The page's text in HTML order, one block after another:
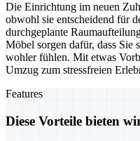
Die Einrichtung im neuen
obwohl sie entscheidend für
durchgeplante
Möbel sorgen dafür, dass Sie
wohler fühlen. Mit etwas
Umzug zum stressfreien
Features
Diese Vorteile bieten